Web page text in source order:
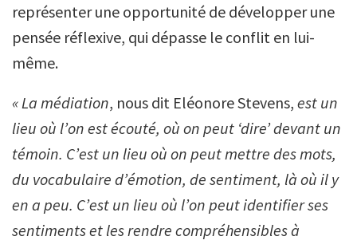
représenter une opportunité de développer une
pensée réflexive, qui dépasse le conflit en lui-
même.
« La médiation, nous dit Eléonore Stevens, est un
lieu où l’on est écouté, où on peut ‘dire’ devant un
témoin. C’est un lieu où on peut mettre des mots,
du vocabulaire d’émotion, de sentiment, là où il y
en a peu. C’est un lieu où l’on peut identifier ses
sentiments et les rendre compréhensibles à